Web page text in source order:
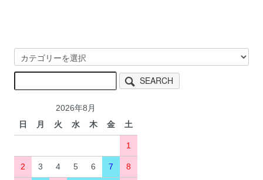
SEARCH
2026年8月
日
月 火 水 木 金 土
1
2 3 4 5 6 7 8